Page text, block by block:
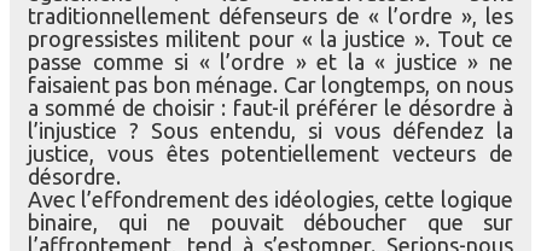
traditionnellement défenseurs de « l’ordre », les
progressistes militent pour « la justice ». Tout ce
passe comme si « l’ordre » et la « justice » ne
faisaient pas bon ménage. Car longtemps, on nous
a sommé de choisir : faut-il préférer le désordre à
l’injustice ? Sous entendu, si vous défendez la
justice, vous êtes potentiellement vecteurs de
désordre.
Avec l’effondrement des idéologies, cette logique
binaire, qui ne pouvait déboucher que sur
l’affrontement, tend à s’estomper. Serions-nous